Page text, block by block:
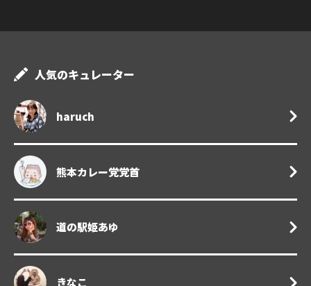
人気のキュレーター
haruch
熊本カレー党党首
道の駅姫あゆ
きなこ